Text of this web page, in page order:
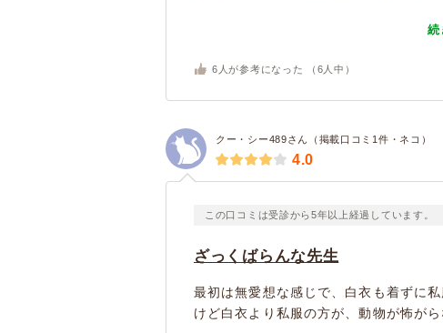
続
6 人が参考になった （ 6 人中）
クー・シー489さん（掲載口コミ1件・ネコ）
4.0
この口コミは受診から5年以上経過しています。
ざっくばらんな先生
最初は無愛想な感じで、白衣も着ずに
けど白衣より私服の方が、動物が怖が